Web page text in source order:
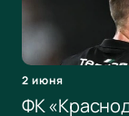
2 июня
ФК